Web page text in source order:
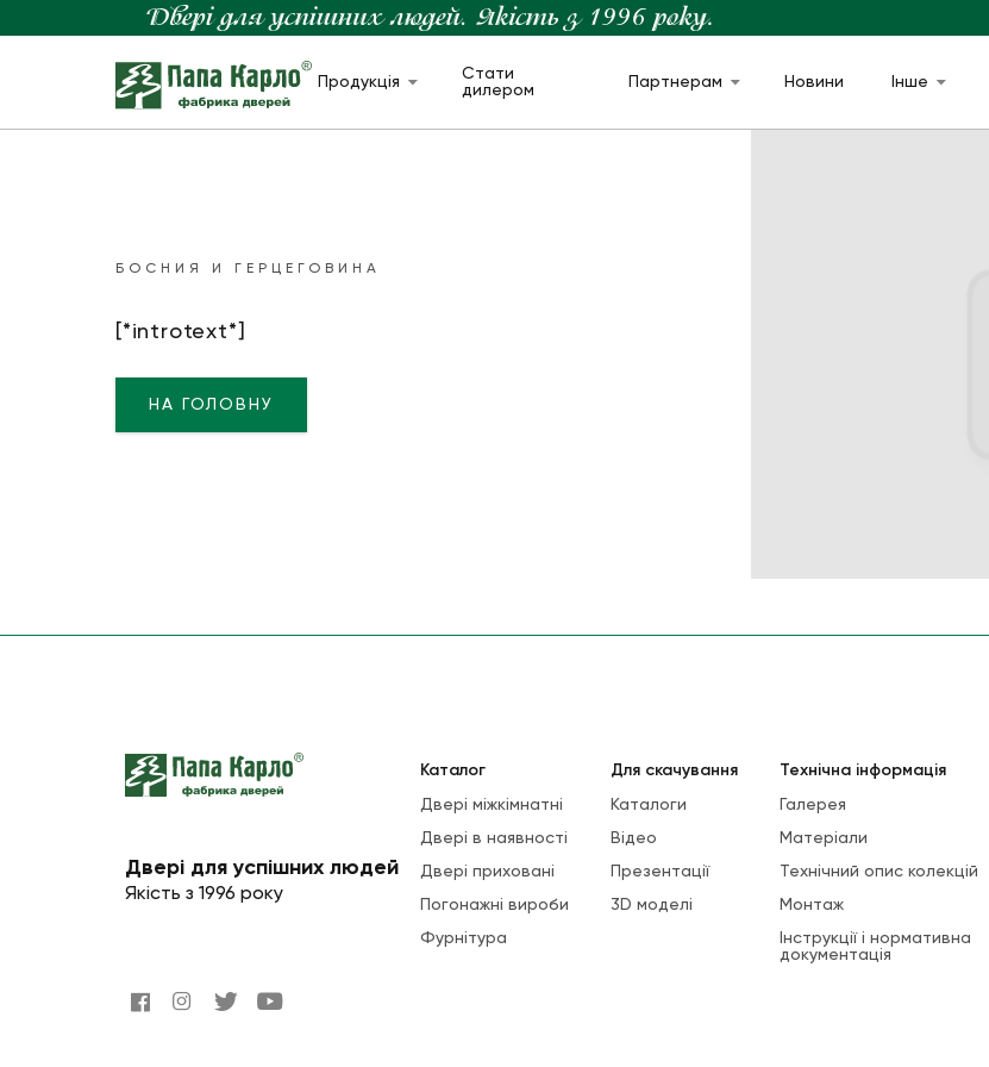
Продукція
Стати
дилером
Партнерам Новини Інше
БОСНИЯ И ГЕРЦЕГОВИНА
[*introtext*]
НА ГОЛОВНУ
Двері для успішних людей
Якість з 1996 року
Каталог
Двері міжкімнатні
Двері в наявності
Двері приховані
Погонажні вироби
Фурнітура
Для скачування
Каталоги
Відео
Презентації
3D моделі
Технічна інформація
Галерея
Матеріали
Технічний опис колекцій
Монтаж
Інструкції і нормативна
документація